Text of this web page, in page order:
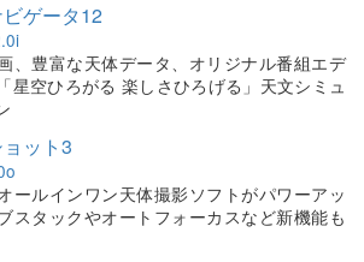
ゲータ12
、豊富な天体データ、オリジナル番組エデ
星空ひろがる 楽しさひろげる」天文シミュ
ット3
ールインワン天体撮影ソフトがパワーアッ
スタックやオートフォーカスなど新機能も